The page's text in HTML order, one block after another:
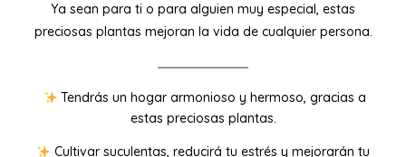
Ya sean para ti o para alguien muy especial, estas
preciosas plantas mejoran la vida de cualquier persona.
Tendrás un hogar armonioso y hermoso, gracias a
estas preciosas plantas.
Cultivar suculentas, reducirá tu estrés y mejorarán tu